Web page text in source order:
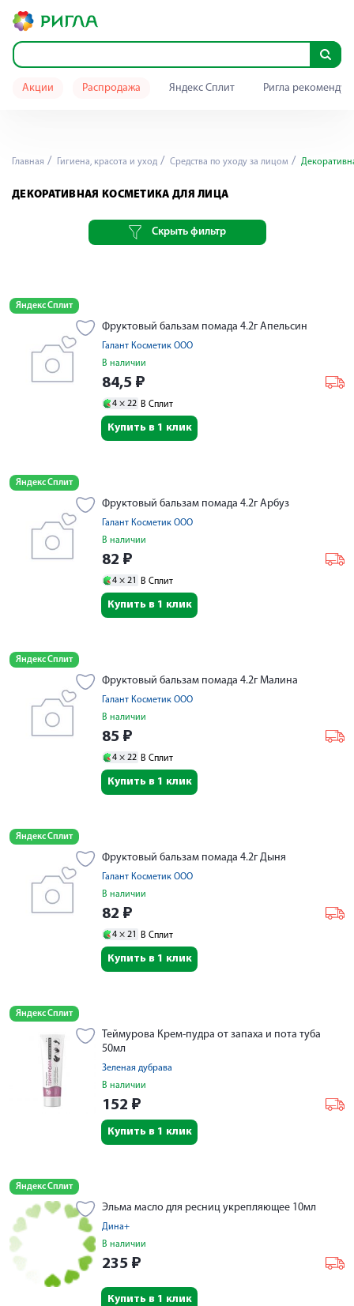
Акции Распродажа Яндекс Сплит Ригла
Главная Гигиена, красота и уход Средства по уходу за лицом
ДЕКОРАТИВНАЯ КОСМЕТИКА ДЛЯ ЛИЦА
Скрыть фильтр
Яндекс Сплит
Фруктовый бальзам помада 4.2г Апельсин
Галант Косметик ООО
В наличии
84,5 ₽
4 × 22 В Сплит
Купить в 1 клик
Яндекс Сплит
Фруктовый бальзам помада 4.2г Арбуз
Галант Косметик ООО
В наличии
82 ₽
4 × 21 В Сплит
Купить в 1 клик
Яндекс Сплит
Фруктовый бальзам помада 4.2г Малина
Галант Косметик ООО
В наличии
85 ₽
4 × 22 В Сплит
Купить в 1 клик
Яндекс Сплит
Фруктовый бальзам помада 4.2г Дыня
Галант Косметик ООО
В наличии
82 ₽
4 × 21 В Сплит
Купить в 1 клик
Яндекс Сплит
Теймурова Крем-пудра от запаха и пота туба
50мл
Зеленая дубрава
В наличии
152 ₽
Купить в 1 клик
Яндекс Сплит
Эльма масло для ресниц укрепляющее 10мл
Дина+
В наличии
235 ₽
Купить в 1 клик